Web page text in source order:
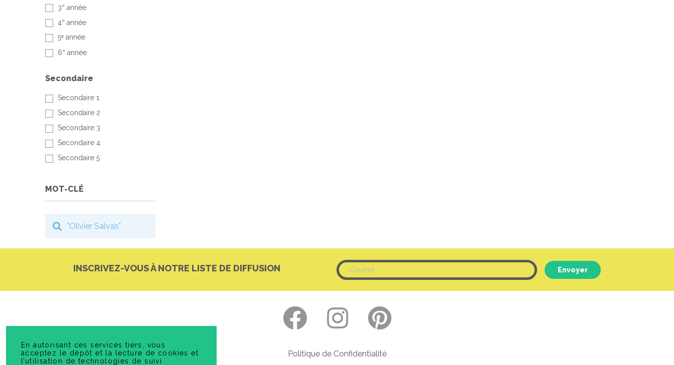
3 e année
4e année
5ᵉ année
6 e année
Secondaire
Secondaire 1
Secondaire 2
Secondaire 3
Secondaire 4
Secondaire 5
MOT-CLÉ
INSCRIVEZ-VOUS À NOTRE LISTE DE DIFFUSION Envoyer
Politique de Confidentialité
En autorisant ces services tiers, vous
acceptez le dépôt et la lecture de cookies et
l’utilisation de technologies de suivi